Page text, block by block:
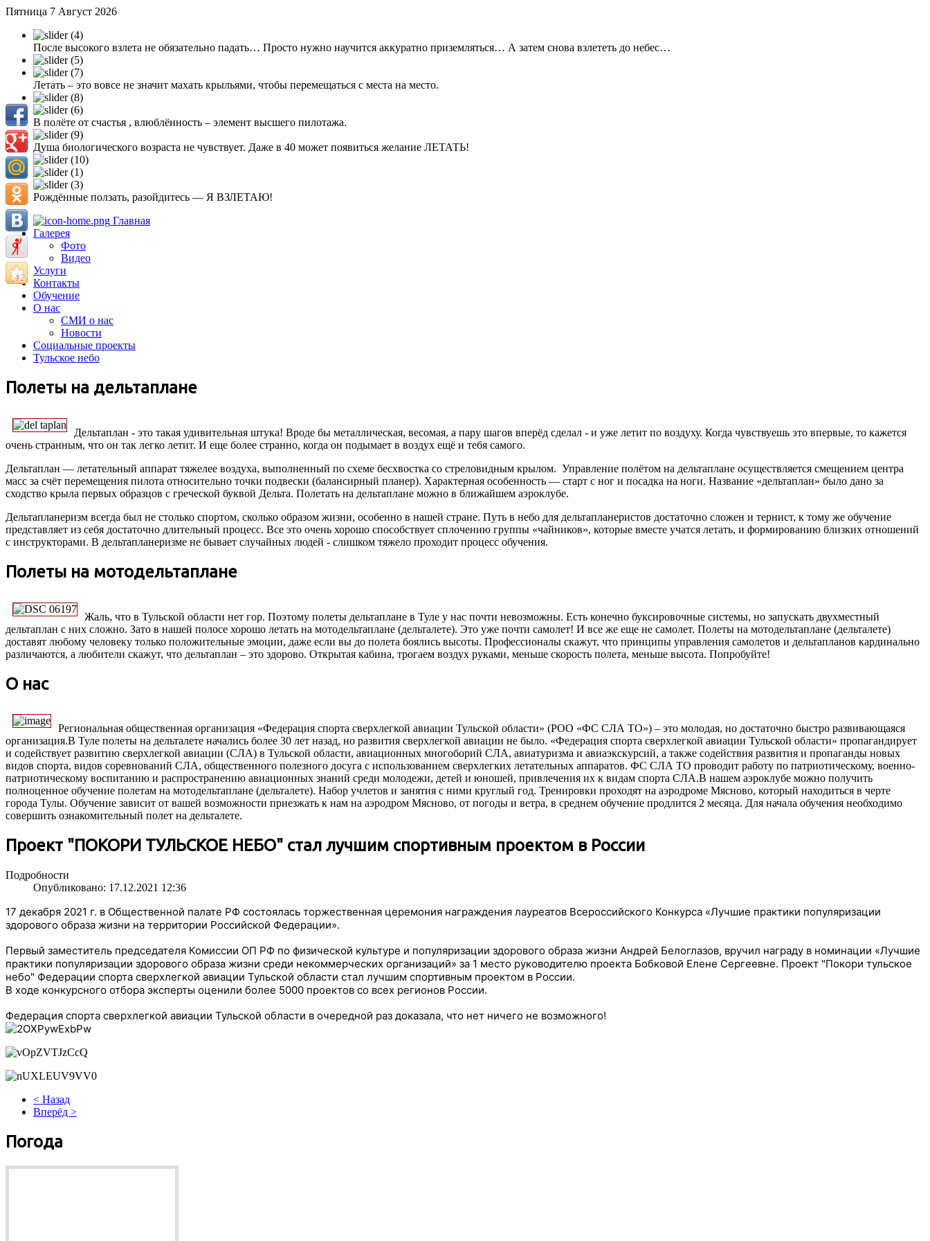
Пятница 7 Август 2026
После высокого взлета не обязательно падать… Просто нужно научится аккуратно приземляться… А затем снова взлететь до небес…
Летать – это вовсе не значит махать крыльями, чтобы перемещаться с места на место.
В полёте от счастья , влюблённость – элемент высшего пилотажа.
Душа биологического возраста не чувствует. Даже в 40 может появиться желание ЛЕТАТЬ!
Рождённые ползать, разойдитесь — Я ВЗЛЕТАЮ!
Главная
Галерея
Фото
Видео
Услуги
Контакты
Обучение
О нас
СМИ о нас
Новости
Социальные проекты
Тульское небо
Полеты на дельтаплане
Дельтаплан - это такая удивительная штука! Вроде бы металлическая, весомая, а пару шагов вперёд сделал - и уже летит по воздуху. Когда чувствуешь это впервые, то кажется
очень странным, что он так легко летит. И еще более странно, когда он подымает в воздух ещё и тебя самого.
Дельтаплан — летательный аппарат тяжелее воздуха, выполненный по схеме бесхвостка со стреловидным крылом. Управление полётом на дельтаплане осуществляется смещением центра
масс за счёт перемещения пилота относительно точки подвески (балансирный планер). Характерная особенность — старт с ног и посадка на ноги. Название «дельтаплан» было дано за
сходство крыла первых образцов с греческой буквой Дельта. Полетать на дельтаплане можно в ближайшем аэроклубе.
Дельтапланеризм всегда был не столько спортом, сколько образом жизни, особенно в нашей стране. Путь в небо для дельтапланеристов достаточно сложен и тернист, к тому же обучение
представляет из себя достаточно длительный процесс. Все это очень хорошо способствует сплочению группы «чайников», которые вместе учатся летать, и формированию близких отношений
с инструкторами. В дельтапланеризме не бывает случайных людей - слишком тяжело проходит процесс обучения.
Полеты на мотодельтаплане
Жаль, что в Тульской области нет гор. Поэтому полеты дельтаплане в Туле у нас почти невозможны. Есть конечно буксировочные системы, но запускать двухместный
дельтаплан с них сложно. Зато в нашей полосе хорошо летать на мотодельтаплане (дельталете). Это уже почти самолет! И все же еще не самолет. Полеты на мотодельтаплане (дельталете)
доставят любому человеку только положительные эмоции, даже если вы до полета боялись высоты. Профессионалы скажут, что принципы управления самолетов и дельтапланов кардинально
различаются, а любители скажут, что дельтаплан – это здорово. Открытая кабина, трогаем воздух руками, меньше скорость полета, меньше высота. Попробуйте!
О нас
Региональная общественная организация «Федерация спорта сверхлегкой авиации Тульской области» (РОО «ФС СЛА ТО») – это молодая, но достаточно быстро развивающаяся
организация.В Туле полеты на дельталете начались более 30 лет назад, но развития сверхлегкой авиации не было. «Федерация спорта сверхлегкой авиации Тульской области» пропагандирует
и содействует развитию сверхлегкой авиации (СЛА) в Тульской области, авиационных многоборий СЛА, авиатуризма и авиаэкскурсий, а также содействия развития и пропаганды новых
видов спорта, видов соревнований СЛА, общественного полезного досуга с использованием сверхлегких летательных аппаратов. ФС СЛА ТО проводит работу по патриотическому, военно-
патриотическому воспитанию и распространению авиационных знаний среди молодежи, детей и юношей, привлечения их к видам спорта СЛА.В нашем аэроклубе можно получить
полноценное обучение полетам на мотодельтаплане (дельталете). Набор учлетов и занятия с ними круглый год. Тренировки проходят на аэродроме Мясново, который находиться в черте
города Тулы. Обучение зависит от вашей возможности приезжать к нам на аэродром Мясново, от погоды и ветра, в среднем обучение продлится 2 месяца. Для начала обучения необходимо
совершить ознакомительный полет на дельталете.
Проект "ПОКОРИ ТУЛЬСКОЕ НЕБО" стал лучшим спортивным проектом в России
Подробности
Опубликовано: 17.12.2021 12:36
17 декабря 2021 г. в Общественной палате РФ состоялась торжественная церемония награждения лауреатов Всероссийского Конкурса «Лучшие практики популяризации
здорового образа жизни на территории Российской Федерации».
Первый заместитель председателя Комиссии ОП РФ по физической культуре и популяризации здорового образа жизни Андрей Белоглазов, вручил награду в номинации «Лучшие
практики популяризации здорового образа жизни среди некоммерческих организаций» за 1 место руководителю проекта Бобковой Елене Сергеевне. Проект "Покори тульское
небо" Федерации спорта сверхлегкой авиации Тульской области стал лучшим спортивным проектом в России.
В ходе конкурсного отбора эксперты оценили более 5000 проектов со всех регионов России.
Федерация спорта сверхлегкой авиации Тульской области в очередной раз доказала, что нет ничего не возможного!
< Назад
Вперёд >
Погода